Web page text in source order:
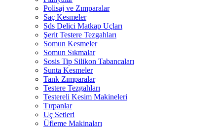
Polisaj ve Zımparalar
Saç Kesmeler
Sds Delici Matkap Uçları
Şerit Testere Tezgahları
Somun Kesmeler
Somun Sıkmalar
Sosis Tip Silikon Tabancaları
Sunta Kesmeler
Tank Zımparalar
Testere Tezgahları
Testereli Kesim Makineleri
Tırpanlar
Uç Setleri
Üfleme Makinaları